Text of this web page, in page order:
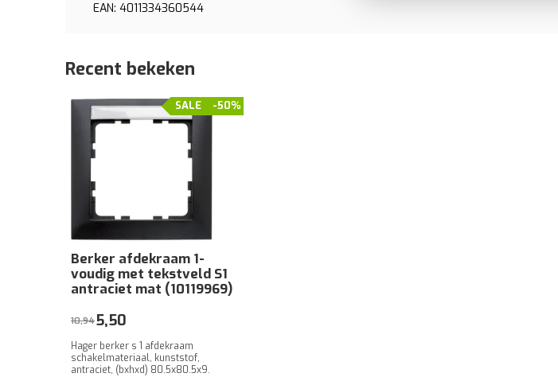
EAN: 4011334360544
Recent bekeken
-50%
SALE
Berker afdekraam 1-
voudig met tekstveld S1
antraciet mat (10119969)
Hager berker s 1 afdekraam
schakelmateriaal, kunststof,
antraciet, (bxhxd) 80.5x80.5x9.
10,945,50